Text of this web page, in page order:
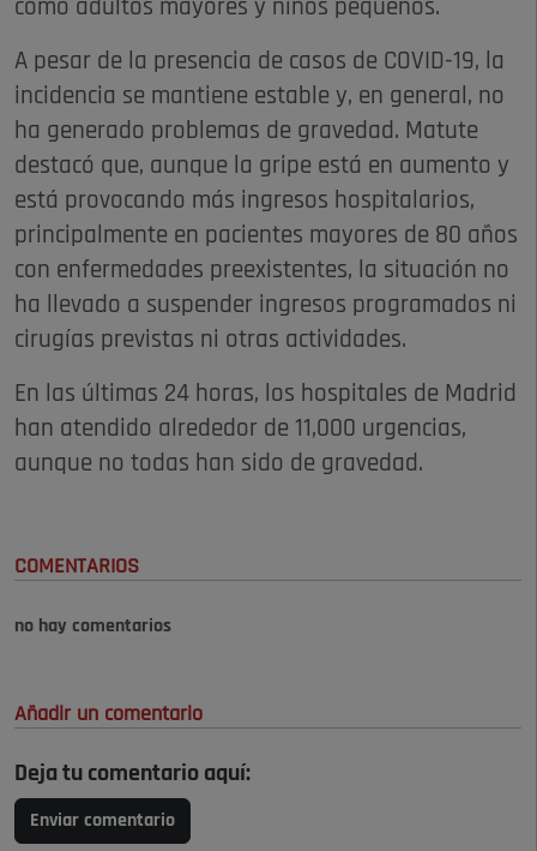
como adultos mayores y niños pequeños.
A pesar de la presencia de casos de COVID-19, la
incidencia se mantiene estable y, en general, no
ha generado problemas de gravedad. Matute
destacó que, aunque la gripe está en aumento y
está provocando más ingresos hospitalarios,
principalmente en pacientes mayores de 80 años
con enfermedades preexistentes, la situación no
ha llevado a suspender ingresos programados ni
cirugías previstas ni otras actividades.
En las últimas 24 horas, los hospitales de Madrid
han atendido alrededor de 11,000 urgencias,
aunque no todas han sido de gravedad.
COMENTARIOS
no hay comentarios
Añadir un comentario
Deja tu comentario aquí:
Enviar comentario